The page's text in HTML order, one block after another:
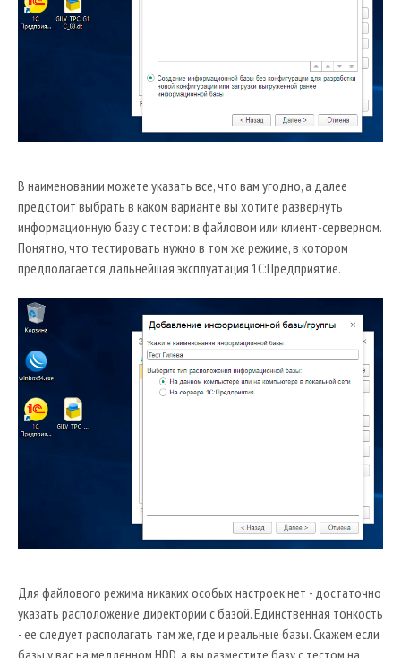
В наименовании можете указать все, что вам угодно, а далее
предстоит выбрать в каком варианте вы хотите развернуть
информационную базу с тестом: в файловом или клиент-серверном.
Понятно, что тестировать нужно в том же режиме, в котором
предполагается дальнейшая эксплуатация 1С:Предприятие.
Для файлового режима никаких особых настроек нет - достаточно
указать расположение директории с базой. Единственная тонкость
- ее следует располагать там же, где и реальные базы. Скажем если